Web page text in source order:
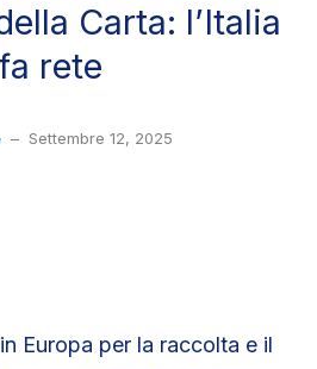
Carta: l’Italia
fa rete
– Settembre 12, 2025
Europa per la raccolta e il